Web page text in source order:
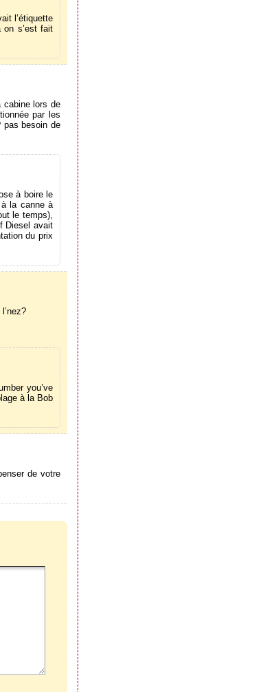
l’étiquette
on s’est fait
cabine lors de
par les
pas besoin de
à boire le
la canne à
le temps),
Diesel avait
du prix
you’ve
à la Bob
de votre